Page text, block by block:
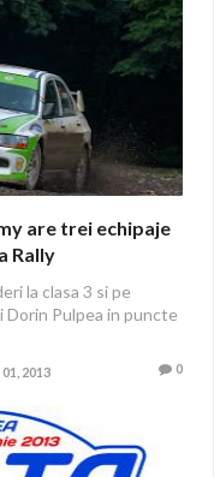
are trei echipaje
Rally
la clasa 3 si pe
Dorin Pulpea in puncte
2013 0